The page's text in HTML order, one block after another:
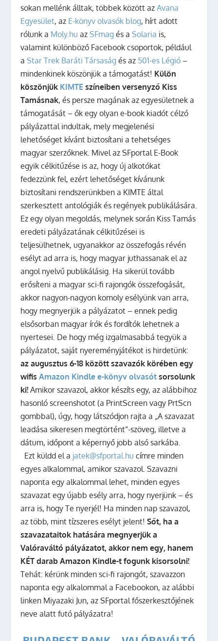
sokan mellénk álltak, többek között azAvana
Egyesület, az E-könyv olvasók blog, hírt adott
rólunk a Moly.hu azSFmag és aSolaria is,
valamint különböző Facebook csoportok, például
aStar Trek Baráti Társaság és az 501-es Légió –
mindenkinek köszönjük a támogatást! Külön
köszönjük KIMTE színeiben versenyző Kiss
Tamásnak, és persze magának az egyesületnek a
támogatását – ők egy olyan e-book kiadót célzó
pályázattal indultak, mely megjelenési
lehetőséget kívánt biztosítani a tehetséges
magyar szerzőknek. Mivel az SFportal E-Book
egyik célkitűzése is az, hogy új alkotókat
fedezzünk fel, ezért lehetőséget kívánunk
biztosítani rendszerünkben a KIMTE által
szerkesztett antológiák és regények publikálására.
Ez egy olyan megoldás, melynek során Kiss Tamás
eredeti pályázatának célkitűzései is
teljesülhetnek, ugyanakkor az összefogás révén
esélyt ad arra is, hogy magyar juthassanak el az
angol nyelvű publikálásig. Ha sikerül tovább
erősíteni a magyar sci-fi rajongók összefogását,
akkor nagyon-nagyon komoly esélyünk van arra,
hogy megnyerjük a pályázatot – ennek pedig
elsősorban magyar írók és fordítók lehetnek a
nyertesei. De hogy még izgalmasabbá tegyük a
pályázatot, saját nyereményjátékot is hirdetünk:
az augusztus 6-18 között szavazók körében egy
wifisAmazon Kindle e-könyv olvasót sorsolunk
ki! Amikor szavazol, akkor készíts egy, az alábbihoz
hasonló screenshotot (a PrintScreen vagy PrtScn
gombbal), úgy, hogy látszódjon rajta a „A szavazat
leadása sikeresen megtörtént”-szöveg, illetve a
dátum, időpont a képernyő jobb alsó sarkába.
Ezt küldd el a jatek@sfportal.hu címre minden
egyes alkalommal, amikor szavazol. Szavazni
naponta egy alkalommal lehet, minden egyes
szavazat egy újabb esély arra, hogy nyerjünk – és
arra is, hogy Te nyerjél! Ha minden nap szavazol,
az több, mint tízszeres esélyt jelent!Sőt, ha a
szavazataitok hatására megnyerjük a
Valóraváltó pályázatot, akkor nem egy, hanem
KÉT darab Amazon Kindle-t fogunk kisorsolni!
Tehát: kérünk minden sci-fi rajongót, szavazzon
naponta egy alkalommal a Facebookon, az alábbi
linken Miyazaki Jun, az SFportal főszerkesztőjének
neve alatt futó pályázatra!